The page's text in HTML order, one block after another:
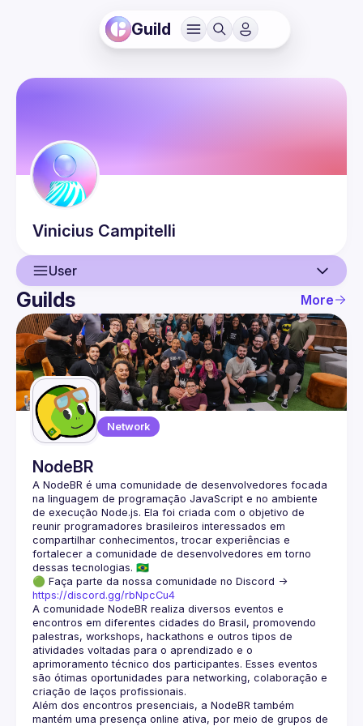
Guild
Vinicius Campitelli
User
User
Guilds
Guilds More
Network
NodeBR
A NodeBR é uma comunidade de desenvolvedores focada
na linguagem de programação JavaScript e no ambiente
de execução Node.js. Ela foi criada com o objetivo de
reunir programadores brasileiros interessados em
compartilhar conhecimentos, trocar experiências e
fortalecer a comunidade de desenvolvedores em torno
🟢 Faça parte da nossa comunidade no Discord ->
https://discord.gg/rbNpcCu4
A comunidade NodeBR realiza diversos eventos e
encontros em diferentes cidades do Brasil, promovendo
palestras, workshops, hackathons e outros tipos de
atividades voltadas para o aprendizado e o
aprimoramento técnico dos participantes. Esses eventos
são ótimas oportunidades para networking, colaboração e
Além dos encontros presenciais, a NodeBR também
mantém uma presença online ativa, por meio de grupos de